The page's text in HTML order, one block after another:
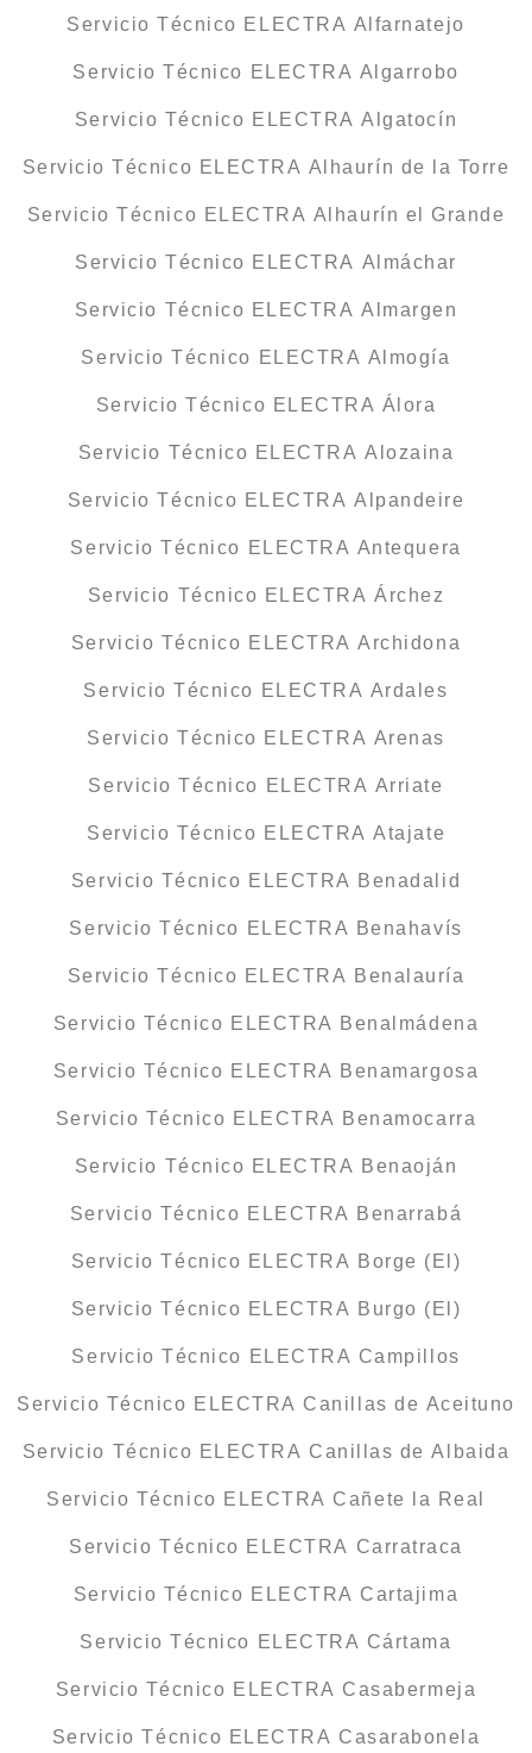
Servicio Técnico ELECTRA Alfarnatejo
Servicio Técnico ELECTRA Algarrobo
Servicio Técnico ELECTRA Algatocín
Servicio Técnico ELECTRA Alhaurín de la Torre
Servicio Técnico ELECTRA Alhaurín el Grande
Servicio Técnico ELECTRA Almáchar
Servicio Técnico ELECTRA Almargen
Servicio Técnico ELECTRA Almogía
Servicio Técnico ELECTRA Álora
Servicio Técnico ELECTRA Alozaina
Servicio Técnico ELECTRA Alpandeire
Servicio Técnico ELECTRA Antequera
Servicio Técnico ELECTRA Árchez
Servicio Técnico ELECTRA Archidona
Servicio Técnico ELECTRA Ardales
Servicio Técnico ELECTRA Arenas
Servicio Técnico ELECTRA Arriate
Servicio Técnico ELECTRA Atajate
Servicio Técnico ELECTRA Benadalid
Servicio Técnico ELECTRA Benahavís
Servicio Técnico ELECTRA Benalauría
Servicio Técnico ELECTRA Benalmádena
Servicio Técnico ELECTRA Benamargosa
Servicio Técnico ELECTRA Benamocarra
Servicio Técnico ELECTRA Benaoján
Servicio Técnico ELECTRA Benarrabá
Servicio Técnico ELECTRA Borge (El)
Servicio Técnico ELECTRA Burgo (El)
Servicio Técnico ELECTRA Campillos
Servicio Técnico ELECTRA Canillas de Aceituno
Servicio Técnico ELECTRA Canillas de Albaida
Servicio Técnico ELECTRA Cañete la Real
Servicio Técnico ELECTRA Carratraca
Servicio Técnico ELECTRA Cartajima
Servicio Técnico ELECTRA Cártama
Servicio Técnico ELECTRA Casabermeja
Servicio Técnico ELECTRA Casarabonela